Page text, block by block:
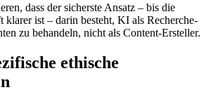
dass der sicherste Ansatz – bis die
klarer ist – darin besteht, KI als Recherche-
zu behandeln, nicht als Content-Ersteller.
ethische